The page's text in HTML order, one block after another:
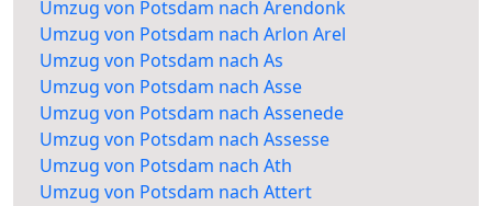
Umzug von Potsdam nach Arendonk
Umzug von Potsdam nach Arlon Arel
Umzug von Potsdam nach As
Umzug von Potsdam nach Asse
Umzug von Potsdam nach Assenede
Umzug von Potsdam nach Assesse
Umzug von Potsdam nach Ath
Umzug von Potsdam nach Attert